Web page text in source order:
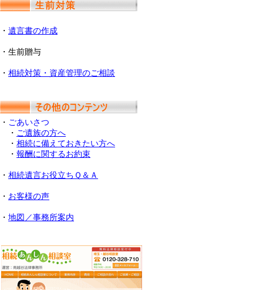
・ 遺言書の作成
・生前贈与
・ 相続対策・資産管理のご相談
・ ごあいさつ
・ ご遺族の方へ
・ 相続に備えておきたい方へ
・ 報酬に関するお約束
・ 相続遺言お役立ちＱ＆Ａ
・ お客様の声
・ 地図／事務所案内